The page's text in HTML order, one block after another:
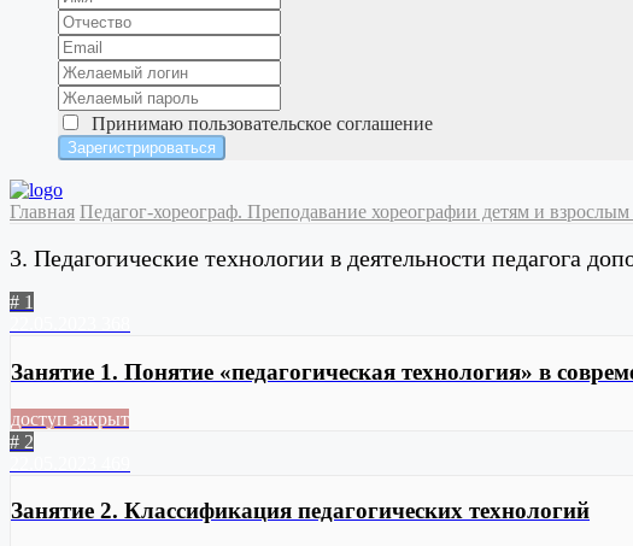
Принимаю пользовательское соглашение
Главная Педагог-хореограф. Преподавание хореографии детям и взрослым
3. Педагогические технологии в деятельности педагога
# 1
Занятие 1. Понятие «педагогическая технология» в
доступ закрыт
# 2
Занятие 2. Классификация педагогических технологий